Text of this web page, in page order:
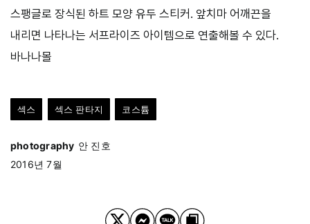
스팽글로 장식된 하트 모양 유두 스티커. 앞치마 어깨끈을
내리면 나타나는 서프라이즈 아이템으로 연출해볼 수 있다.
바나나몰
섹스 섹스 판타지 코스튬
photography 안 진호
2016년 7월